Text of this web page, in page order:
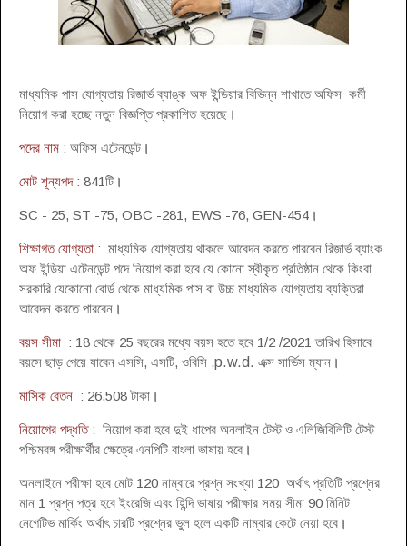
মাধ্যমিক পাস যোগ্যতায় রিজার্ভ ব্যাঙ্ক অফ ইন্ডিয়ার বিভিন্ন শাখাতে অফিস কর্মী
নিয়োগ করা হচ্ছে নতুন বিজ্ঞপ্তি প্রকাশিত হয়েছে ।
পদের নাম : অফিস এটেনডেন্ট ।
মোট শূন্যপদ: 841টি ।
SC - 25, ST -75, OBC -281, EWS -76, GEN-454 ।
শিক্ষাগত যোগ্যতা : মাধ্যমিক যোগ্যতায় থাকলে আবেদন করতে পারবেন রিজার্ভ ব্যাংক
অফ ইন্ডিয়া এটেনডেন্ট পদে নিয়োগ করা হবে যে কোনো স্বীকৃত প্রতিষ্ঠান থেকে কিংবা
সরকারি যেকোনো বোর্ড থেকে মাধ্যমিক পাস বা উচ্চ মাধ্যমিক যোগ্যতায় ব্যক্তিরা
আবেদন করতে পারবেন ।
বয়স সীমা : 18 থেকে 25 বছরের মধ্যে বয়স হতে হবে 1/2 /2021 তারিখ হিসাবে
বয়সে ছাড় পেয়ে যাবেন এসসি, এসটি, ওবিসি ,p.w.d. এক্স সার্ভিস ম্যান ।
মাসিক বেতন : 26,508 টাকা ।
নিয়োগের পদ্ধতি: নিয়োগ করা হবে দুই ধাপের অনলাইন টেস্ট ও এলিজিবিলিটি টেস্ট
পশ্চিমবঙ্গ পরীক্ষার্থীর ক্ষেত্রে এনপিটি বাংলা ভাষায় হবে ।
অনলাইনে পরীক্ষা হবে মোট 120 নাম্বারে প্রশ্ন সংখ্যা 120 অর্থাৎ প্রতিটি প্রশ্নের
মান 1 প্রশ্ন পত্র হবে ইংরেজি এবং হিন্দি ভাষায় পরীক্ষার সময় সীমা 90 মিনিট
নেগেটিভ মার্কিং অর্থাৎ চারটি প্রশ্নের ভুল হলে একটি নাম্বার কেটে নেয়া হবে ।